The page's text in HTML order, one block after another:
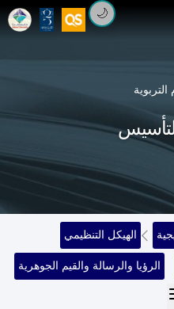
🌙
التربوية
الهيكل التنظيمي
الرؤيا والرسالة والقيم الجوهرية